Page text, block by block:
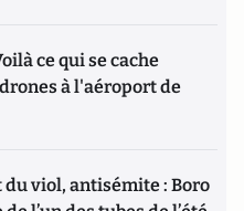
ce qui se cache
à l'aéroport de
viol, antisémite : Boro